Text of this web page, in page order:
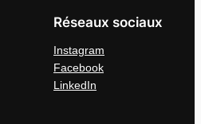
Réseaux sociaux
Instagram
Facebook
LinkedIn